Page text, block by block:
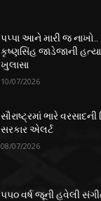
પપ્પા આને મારી જ નાખો..
કૃષ્ણસિંહ જાડેજાની
ખુલાસા
10/07/2026
સૌરાષ્ટ્રમાં ભારે
સરકાર એલર્ટ
08/07/2026
૫૫૦ વર્ષ જૂની હવેલી